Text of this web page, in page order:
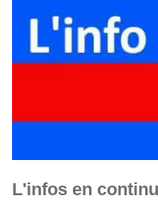
L'infos en continu